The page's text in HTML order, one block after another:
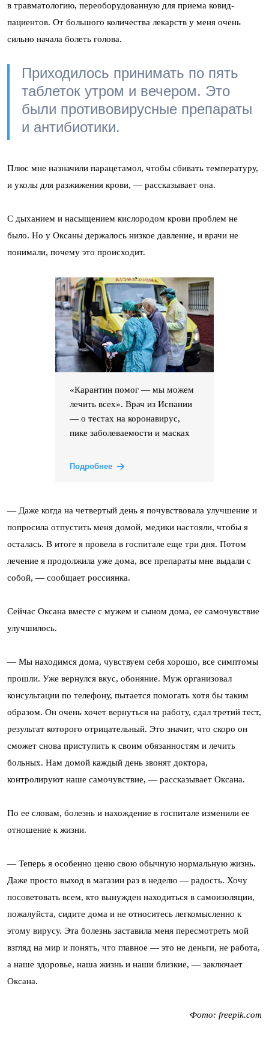
в травматологию, переоборудованную для приема ковид-
пациентов. От большого количества лекарств у меня очень
сильно начала болеть голова.
Приходилось принимать по пять
таблеток утром и вечером. Это
были противовирусные препараты
и антибиотики.
Плюс мне назначили парацетамол, чтобы сбивать температуру,
и уколы для разжижения крови, — рассказывает она.
С дыханием и насыщением кислородом крови проблем не
было. Но у Оксаны держалось низкое давление, и врачи не
понимали, почему это происходит.
«Карантин помог — мы можем
лечить всех». Врач из Испании
— о тестах на коронавирус,
пике заболеваемости и масках
Подробнее
— Даже когда на четвертый день я почувствовала улучшение и
попросила отпустить меня домой, медики настояли, чтобы я
осталась. В итоге я провела в госпитале еще три дня. Потом
лечение я продолжила уже дома, все препараты мне выдали с
собой, — сообщает россиянка.
Сейчас Оксана вместе с мужем и сыном дома, ее самочувствие
улучшилось.
— Мы находимся дома, чувствуем себя хорошо, все симптомы
прошли. Уже вернулся вкус, обоняние. Муж организовал
консультации по телефону, пытается помогать хотя бы таким
образом. Он очень хочет вернуться на работу, сдал третий тест,
результат которого отрицательный. Это значит, что скоро он
сможет снова приступить к своим обязанностям и лечить
больных. Нам домой каждый день звонят доктора,
контролируют наше самочувствие, — рассказывает Оксана.
По ее словам, болезнь и нахождение в госпитале изменили ее
отношение к жизни.
— Теперь я особенно ценю свою обычную нормальную жизнь.
Даже просто выход в магазин раз в неделю — радость. Хочу
посоветовать всем, кто вынужден находиться в самоизоляции,
пожалуйста, сидите дома и не относитесь легкомысленно к
этому вирусу. Эта болезнь заставила меня пересмотреть мой
взгляд на мир и понять, что главное — это не деньги, не работа,
а наше здоровье, наша жизнь и наши близкие, — заключает
Оксана.
Фото: freepik.com